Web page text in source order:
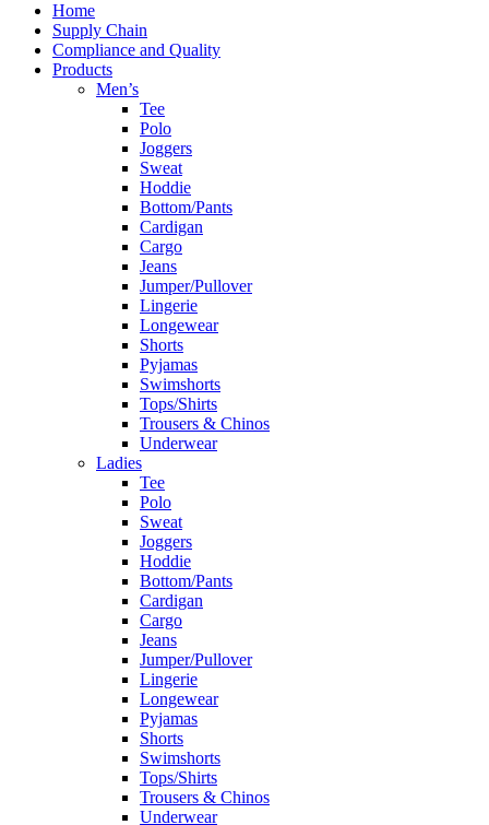
Home
Supply Chain
Compliance and Quality
Products
Men’s
Tee
Polo
Joggers
Sweat
Hoddie
Bottom/Pants
Cardigan
Cargo
Jeans
Jumper/Pullover
Lingerie
Longewear
Shorts
Pyjamas
Swimshorts
Tops/Shirts
Trousers & Chinos
Underwear
Ladies
Tee
Polo
Sweat
Joggers
Hoddie
Bottom/Pants
Cardigan
Cargo
Jeans
Jumper/Pullover
Lingerie
Longewear
Pyjamas
Shorts
Swimshorts
Tops/Shirts
Trousers & Chinos
Underwear